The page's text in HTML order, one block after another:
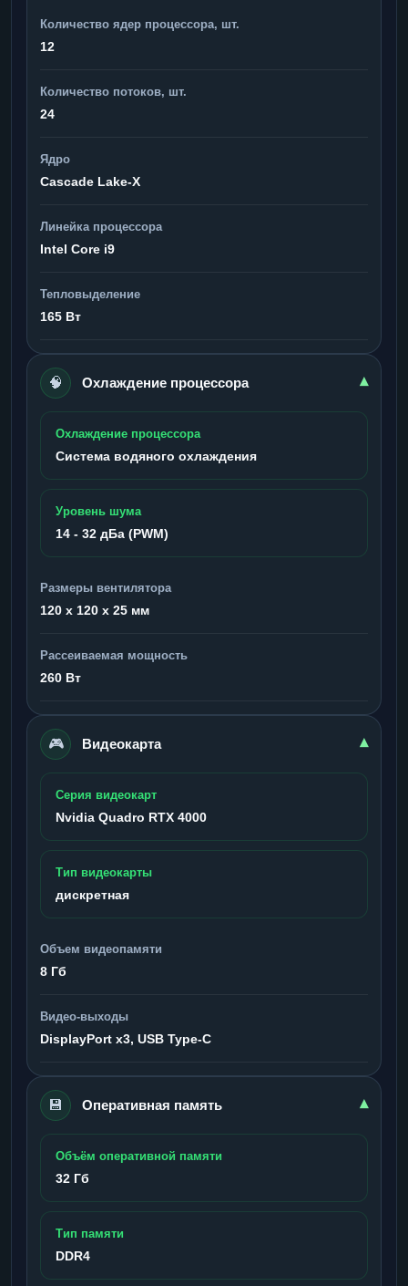
Количество ядер процессора, шт.
12
Количество потоков, шт.
24
Ядро
Cascade Lake-X
Линейка процессора
Intel Core i9
Тепловыделение
165 Вт
🧠 Охлаждение процессора ▾
Охлаждение процессора
Система водяного охлаждения
Уровень шума
14 - 32 дБа (PWM)
Размеры вентилятора
120 x 120 x 25 мм
Рассеиваемая мощность
260 Вт
🎮 Видеокарта ▾
Серия видеокарт
Nvidia Quadro RTX 4000
Тип видеокарты
дискретная
Объем видеопамяти
8 Гб
Видео-выходы
DisplayPort x3, USB Type-C
💾 Оперативная память ▾
Объём оперативной памяти
32 Гб
Тип памяти
DDR4